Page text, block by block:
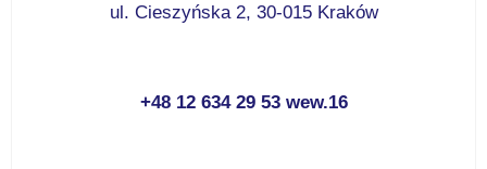
ul. Cieszyńska 2, 30-015 Kraków
+48 12 634 29 53 wew.16